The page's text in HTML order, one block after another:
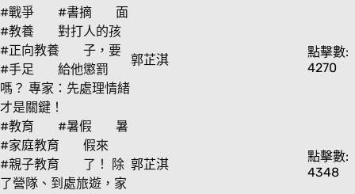
#戰爭
#書摘
#教養
#正向教養
#手足
面
對打人的孩
子，要
給他懲罰
嗎？ 專家：先處理情緒
才是關鍵！
郭芷淇
點擊數:
4270
#教育
#暑假
#家庭教育
#親子教育
暑
假來
了！ 除
了營隊、到處旅遊，家
郭芷淇
點擊數:
4348